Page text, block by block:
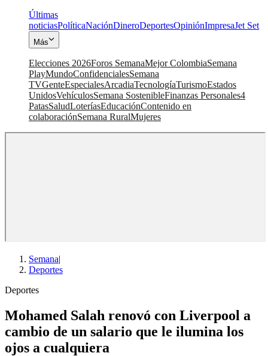
Últimas
noticiasPolíticaNaciónDineroDeportesOpiniónImpresaJet Set
Más
Elecciones 2026Foros SemanaMejor ColombiaSemana
PlayMundoConfidencialesSemana
TVGenteEspecialesArcadiaTecnologíaTurismoEstados
UnidosVehículosSemana SostenibleFinanzas Personales4
PatasSaludLoteríasEducaciónContenido en
colaboraciónSemana RuralMujeres
Semana|
Deportes
Deportes
Mohamed Salah renovó con Liverpool a
cambio de un salario que le ilumina los
ojos a cualquiera